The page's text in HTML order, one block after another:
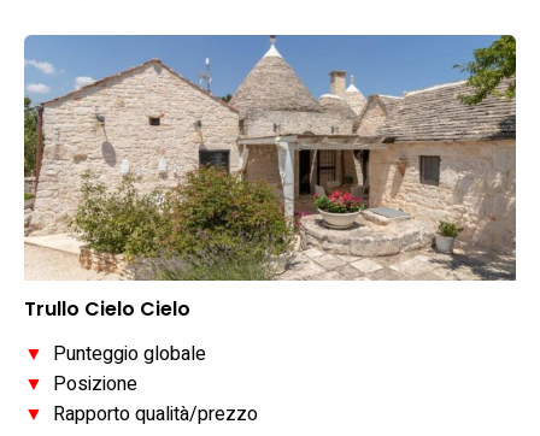
Trullo Cielo Cielo
▼ Punteggio globale
▼ Posizione
▼ Rapporto qualità/prezzo